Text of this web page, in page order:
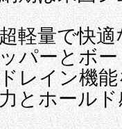
軽量で快
ッパーとボ
ドレイン機
とホール